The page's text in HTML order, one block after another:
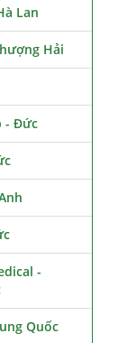
Lan
Hải
- Đức
-
Quốc